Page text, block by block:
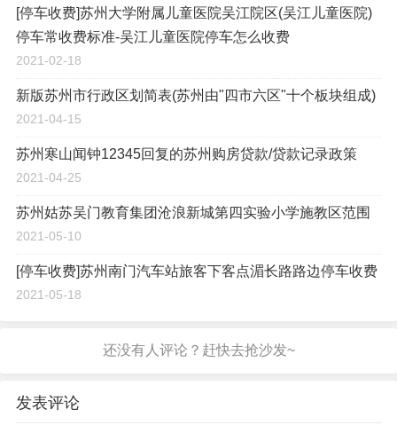
[停车收费]苏州大学附属儿童医院吴江院区(吴江儿童医院)
停车常收费标准-吴江儿童医院停车怎么收费
2021-02-18
新版苏州市行政区划简表(苏州由"四市六区"十个板块组成)
2021-04-15
苏州寒山闻钟12345回复的苏州购房贷款/贷款记录政策
2021-04-25
苏州姑苏吴门教育集团沧浪新城第四实验小学施教区范围
2021-05-10
[停车收费]苏州南门汽车站旅客下客点湄长路路边停车收费
2021-05-18
发表评论